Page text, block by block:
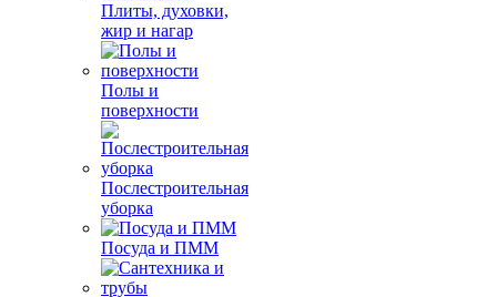
Плиты, духовки,
жир и нагар
Полы и
поверхности
Послестроительная
уборка
Посуда и ПММ